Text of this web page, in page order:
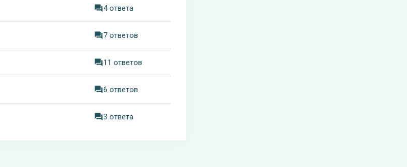
4 ответа
7 ответов
11 ответов
6 ответов
3 ответа